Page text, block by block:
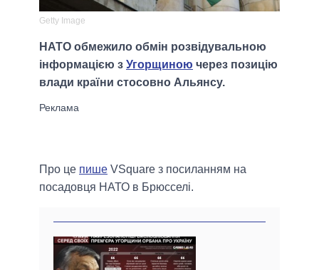
Getty Image
НАТО обмежило обмін розвідувальною
інформацією з Угорщиною через позицію
влади країни стосовно Альянсу.
Про це пише VSquare з посиланням на
посадовця НАТО в Брюсселі.